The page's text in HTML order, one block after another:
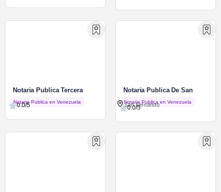
Notaria Publica Tercera
Notaria Publica en Venezuela
0.0/5
Notaria Publica De San
Notaria Publica en Venezuela
San Fernando
0.0/5